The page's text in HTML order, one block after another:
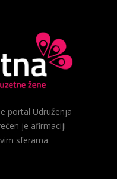
portal Udruženja
je afirmaciji
sferama